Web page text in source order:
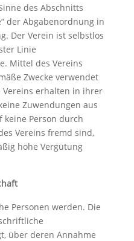
des Abschnitts
der Abgabenordnung in
Der Verein ist selbstlos
Linie
Mittel des Vereins
Zwecke verwendet
erhalten in ihrer
Zuwendungen aus
keine Person durch
Vereins fremd sind,
hohe Vergütung
Personen werden. Die
über deren Annahme